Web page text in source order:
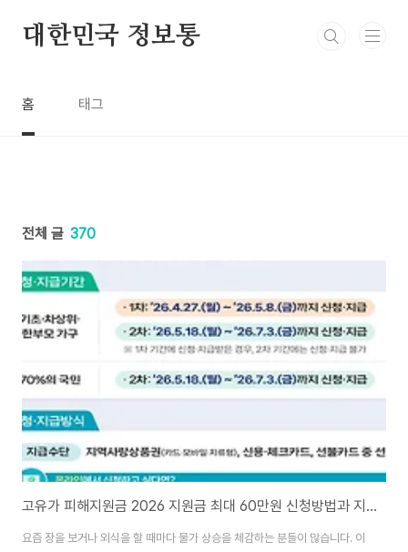
대한민국 정보통
홈 태그
전체 글 370
고유가 피해지원금 2026 지원금 최대 60만원 신청방법과 지급일 알아보기
요즘 장을 보거나 외식을 할 때마다 물가 상승을 체감하는 분들이 많습니다. 이